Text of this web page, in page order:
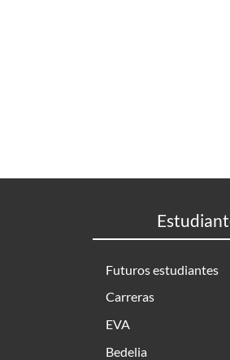
Futuros estudiantes
Carreras
EVA
Bedelia